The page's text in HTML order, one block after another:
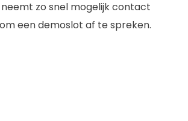
zo snel mogelijk contact
een demoslot af te spreken.